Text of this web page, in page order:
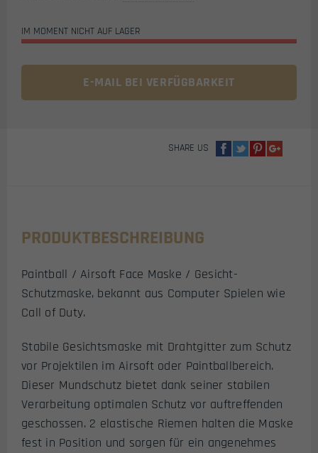
IM MOMENT NICHT AUF LAGER
E-MAIL BEI VERFÜGBARKEIT
SHARE US
PRODUKTBESCHREIBUNG
Paintball / Airsoft Face Maske / Gesicht-
Schutzmaske, bekannt aus Computer Spielen wie
Call of Duty.
Stabile Gesichtsmaske mit Drahtgitter zum Schutz
vor Projektilen im Airsoft oder Paintballbereich.
Dieser Mundschutz bietet dank seiner stabilen
Verarbeitung optimalen Schutz vor auftreffenden
geschossen. 2 elastische Riemen halten die Maske
fest in Position und sorgen für ein angenehmes